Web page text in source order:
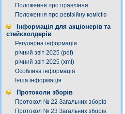
Положення про правління
Положення про ревізійну комісію
Інформація для акціонерів та
стейкхолдерів
Регулярна інформація
річний звіт 2025 (pdf)
річний звіт 2025 (xml)
Особлива інформація
Інша інформація
Протоколи зборів
Протокол № 22 Загальних зборів
Протокол № 23 Загальних зборів